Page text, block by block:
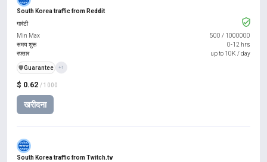
South Korea traffic from Reddit
$ 0.62 / 1000
खरीदना
गारंटी
Min Max
500 / 1000000
समय शुरू
0-12 hrs
रफ़्तार
up to 10K / day
️🛡️Guarantee +1
South Korea traffic from Twitch.tv